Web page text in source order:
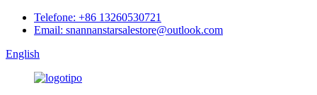
Telefone: +86 13260530721
Email: snannanstarsalestore@outlook.com
English